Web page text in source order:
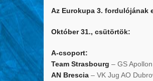
Az Eurokupa 3. fordulójának
Október 31., csütörtök:
A-csoport:
Team Strasbourg – GS
AN Brescia – VK Jug AO